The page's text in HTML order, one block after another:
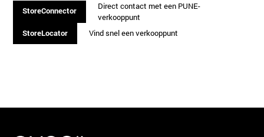
StoreConnector
Direct contact met een PUNE-
verkooppunt
StoreLocator
Vind snel een verkooppunt